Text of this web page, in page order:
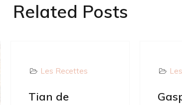
Related Posts
Les Recettes
Tian de